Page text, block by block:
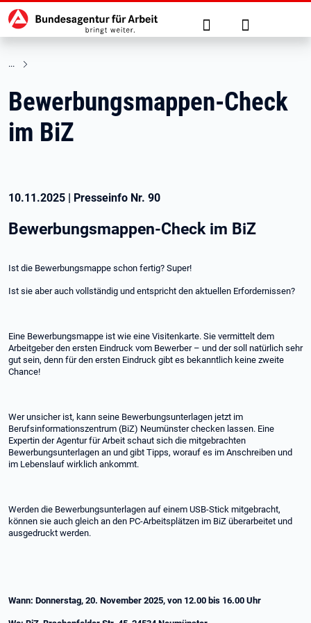
zu den Hauptinhalten springen
Hauptnavigation Suche Anmelden
Bewerbungsmappen-Check
im BiZ
10.11.2025 | Presseinfo Nr. 90
Bewerbungsmappen-Check im BiZ
Ist die Bewerbungsmappe schon fertig? Super!
Ist sie aber auch vollständig und entspricht den aktuellen Erfordernissen?
Eine Bewerbungsmappe ist wie eine Visitenkarte. Sie vermittelt dem
Arbeitgeber den ersten Eindruck vom Bewerber – und der soll natürlich sehr
gut sein, denn für den ersten Eindruck gibt es bekanntlich keine zweite
Chance!
Wer unsicher ist, kann seine Bewerbungsunterlagen jetzt im
Berufsinformationszentrum (BiZ) Neumünster checken lassen. Eine
Expertin der Agentur für Arbeit schaut sich die mitgebrachten
Bewerbungsunterlagen an und gibt Tipps, worauf es im Anschreiben und
im Lebenslauf wirklich ankommt.
Werden die Bewerbungsunterlagen auf einem USB-Stick mitgebracht,
können sie auch gleich an den PC-Arbeitsplätzen im BiZ überarbeitet und
ausgedruckt werden.
Wann: Donnerstag, 20. November 2025, von 12.00 bis 16.00 Uhr